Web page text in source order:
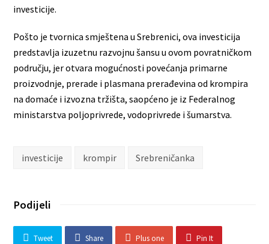
investicije.
Pošto je tvornica smještena u Srebrenici, ova investicija
predstavlja izuzetnu razvojnu šansu u ovom povratničkom
području, jer otvara mogućnosti povećanja primarne
proizvodnje, prerade i plasmana prerađevina od krompira
na domaće i izvozna tržišta, saopćeno je iz Federalnog
ministarstva poljoprivrede, vodoprivrede i šumarstva.
investicije krompir Srebreničanka
Podijeli
Tweet Share Plus one Pin It